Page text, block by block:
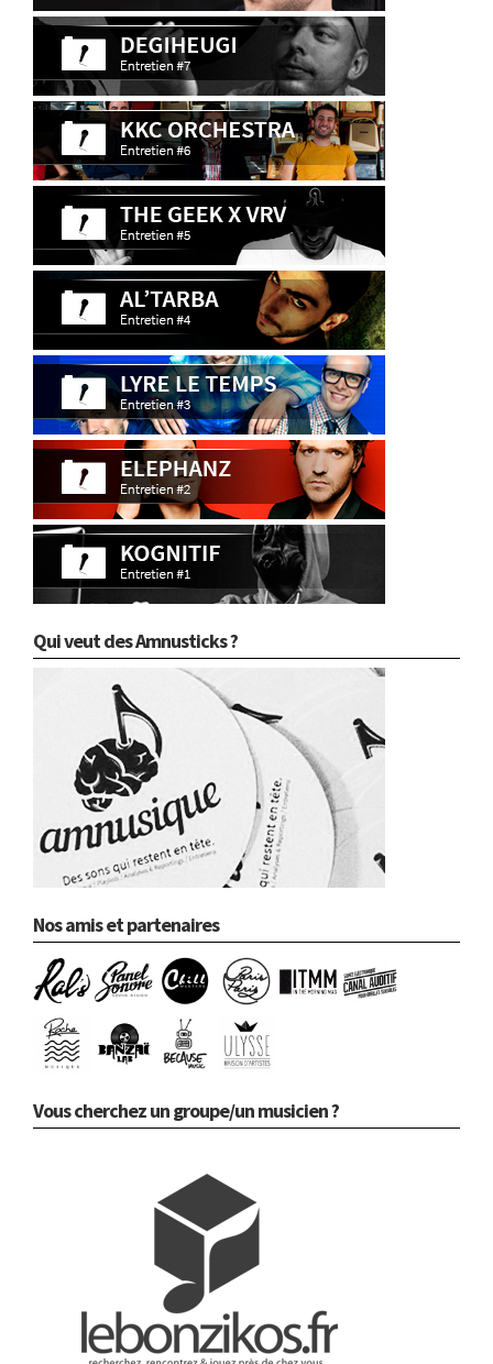
Qui veut des Amnusticks ?
Nos amis et partenaires
Vous cherchez un groupe/un musicien ?